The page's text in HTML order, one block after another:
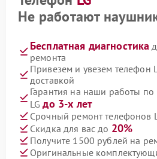
Не работают
Бесплатная диагностика
ремонта
Привезем и увезем телефон
доставкой
Гарантия на наши работы по
LGдо 3-х лет
Срочный ремонт телефонов
Скидка для вас до 20%
Получите 1500 рублей на
Оригинальные